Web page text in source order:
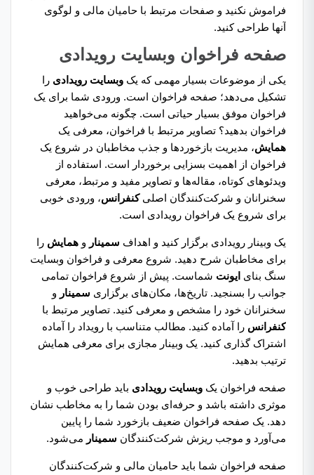
فراموش نکنید و صفحات مرتبط با حامیان مالی و لوگوی
آنها طراحی کنید.
صفحه فراخوان وبسایت رویدادی
یکی از موضوعات بسیار مهمی که یک وبسایت رویدادی را
تشکیل می‌دهد؛ صفحه فراخوان است. ورودی شما برای یک
فراخوان موفق بسیار حیاتی است. چگونه می‌خواهید
فراخوان بدهید؟ تصاویر مرتبط با فراخوان، معرفی یک
همایش، مدیریت بازخوردها و جذب مخاطبان در شروع یک
فراخوان از اهمیت بسزایی برخوردار است. استفاده از
ویدئوهای کوتاه، مقاله‌ها و تصاویر مفید و مرتبط، معرفی
سخنرانان و شرکت‌کنندگان اصلیکنفرانس، ورودی خوبی
برای شروع یک فراخوان رویدادی است.
یک وبینار رویدادی برگزار کنید و اهداف سمینار و همایش را
برای مخاطبان شرح دهید. شروع معرفی و فراخوان وبسایت
سنگ بنای ایونت شماست. پیش از شروع فراخوان تمامی
جوانب را بسنجید. تاریخ‌ها، مکان‌های برگزاری سمینار و
سخنرانان خود را مشخص و معرفی کنید. تصاویر مرتبط با
کنفرانس را آماده کنید. مطالب متناسب با رویداد را آماده
اشتراک گذاری کنید. یک وبینار مجازی برای معرفی همایش
ترتیب بدهید.
صفحه فراخوان یک وبسایت رویدادی باید طراحی خوب و
موثری داشته باشد و حرفه‌ای بودن شما را به مخاطب نشان
دهد. یک صفحه فراخوان ضعیف بازخورد شما را پایین
می‌آورد و موجب ریزش شرکت‌کنندگان سمینار می‌شود.
صفحه فراخوان شما باید حامیان مالی و شرکت‌کنندگان